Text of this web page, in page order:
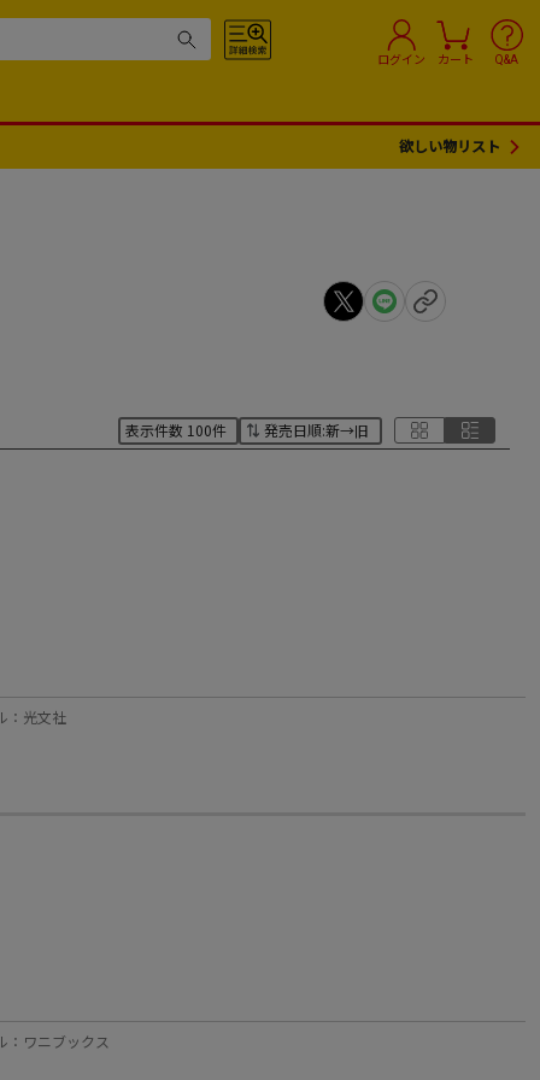
ログイン カート Q&A
欲しい物リスト
：光文社
：ワニブックス